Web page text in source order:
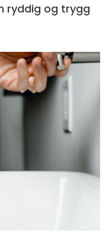
ryddig og trygg